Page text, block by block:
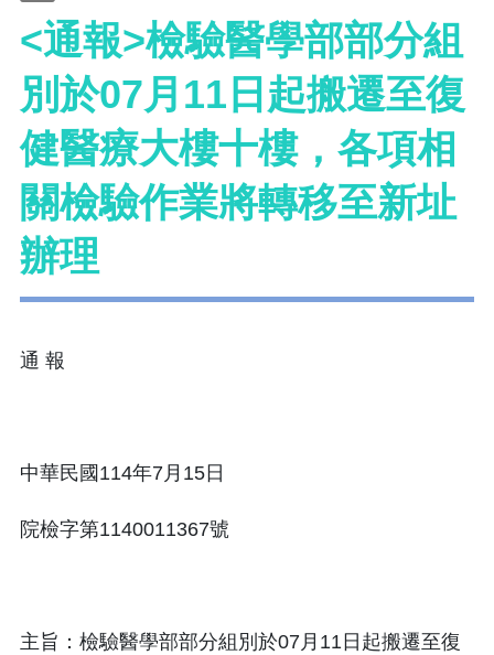
<通報>檢驗醫學部部分組
別於07月11日起搬遷至復
健醫療大樓十樓，各項相
關檢驗作業將轉移至新址
辦理
通 報
中華民國114年7月15日
院檢字第1140011367號
主旨：檢驗醫學部部分組別於07月11日起搬遷至復